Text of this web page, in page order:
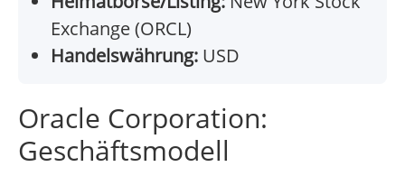
Exchange (ORCL)
Handelswährung: USD
Oracle Corporation:
Geschäftsmodell